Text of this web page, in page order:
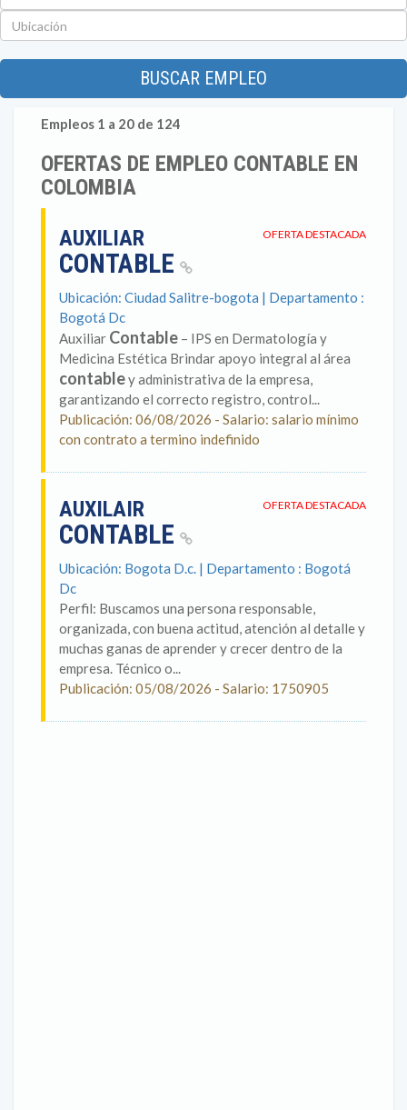
BUSCAR EMPLEO
Empleos 1 a 20 de 124
OFERTAS DE EMPLEO CONTABLE EN
COLOMBIA
OFERTA DESTACADA
AUXILIAR
CONTABLE
Ubicación: Ciudad Salitre-bogota | Departamento :
Bogotá Dc
Auxiliar Contable – IPS en Dermatología y
Medicina Estética Brindar apoyo integral al área
contabley administrativa de la empresa,
garantizando el correcto registro, control...
Publicación: 06/08/2026 - Salario: salario mínimo
con contrato a termino indefinido
OFERTA DESTACADA
AUXILAIR
CONTABLE
Ubicación: Bogota D.c. | Departamento : Bogotá
Dc
Perfil: Buscamos una persona responsable,
organizada, con buena actitud, atención al detalle y
muchas ganas de aprender y crecer dentro de la
empresa. Técnico o...
Publicación: 05/08/2026 - Salario: 1750905